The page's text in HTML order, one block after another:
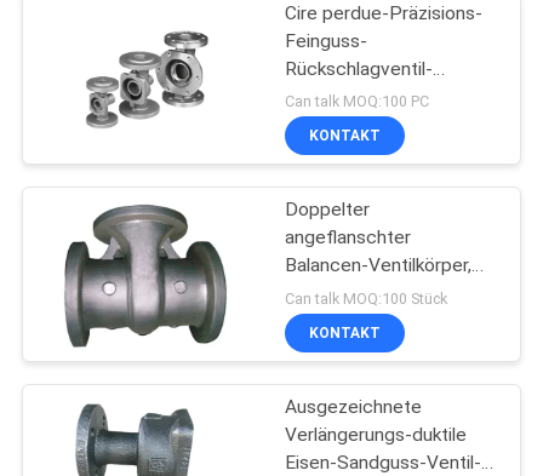
NEUIGKEITEN
BITTE UM
EIN
ANGEBOT
SITEMAP
DATENSCHUTZRICHTLINIE
Edelstahlguss
Baugerüstzusätze
99
Cire perdue-Präzisions-
Feinguss-
Rückschlagventil-
Körperteile
kundengebundene Größe
Can talk MOQ:100 PC
KONTAKT
Doppelter
angeflanschter
Balancen-Ventilkörper,
der duktiles Material
Soem des Eisen-QT450-
10 wirft
Can talk MOQ:100 Stück
KONTAKT
Ausgezeichnete
Verlängerungs-duktile
Eisen-Sandguss-Ventil-